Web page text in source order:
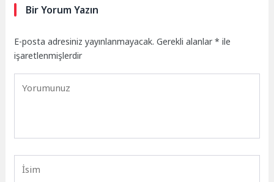
Bir Yorum Yazın
E-posta adresiniz yayınlanmayacak. Gerekli alanlar* ile
işaretlenmişlerdir